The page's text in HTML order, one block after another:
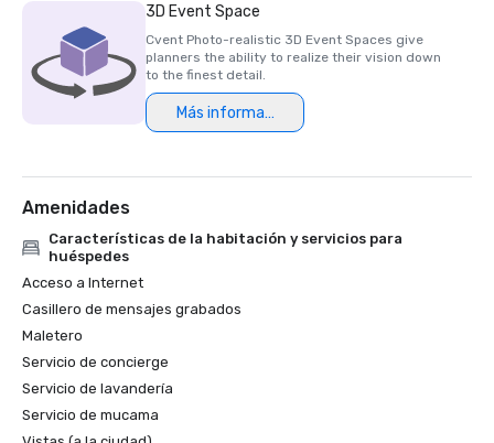
2011- Hotel del año por la Asociación de Hoteles del Norte
de Texas
2012- Hotel ecológico del año por la Asociación de Hoteles
del Norte de Texas
2012- Votado como el mejor hotel de viajes de negocios
por Conde Naste Traveler
3D Event Space
Cvent Photo-realistic 3D Event Spaces give
planners the ability to realize their vision down
to the finest detail.
Más información
Amenidades
Características de la habitación y servicios para
huéspedes
Acceso a Internet
Casillero de mensajes grabados
Maletero
Servicio de concierge
Servicio de lavandería
Servicio de mucama